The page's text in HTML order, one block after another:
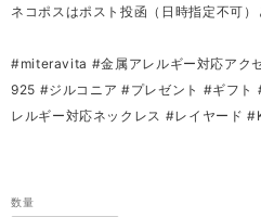
ネコポスはポスト投函（日時指定不可）
#miteravita #金属アレルギー対応アク
925 #ジルコニア #プレゼント #ギフト
レルギー対応ネックレス #レイヤード
数量